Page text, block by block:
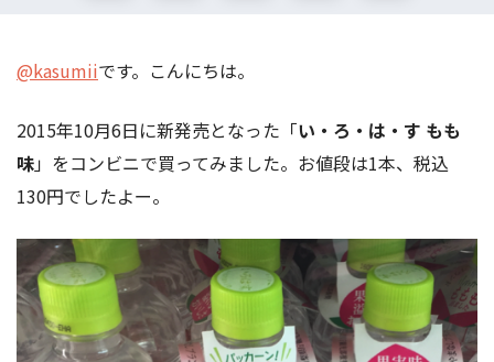
@kasumiiです。こんにちは。
2015年10月6日に新発売となった「い・ろ・は・す もも
味」をコンビニで買ってみました。お値段は1本、税込
130円でしたよー。